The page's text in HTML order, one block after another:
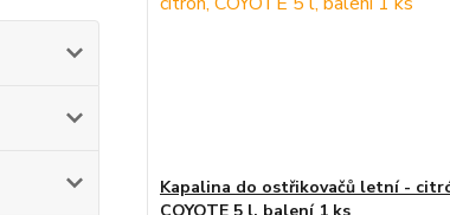
Kapalina do ostřikovačů letní -